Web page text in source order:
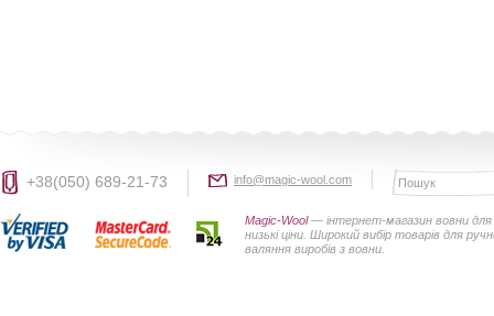
+38(050) 689-21-73 info@magic-wool.com
Magic-Wool— інтернет-магазин вовни
низькі ціни. Широкий вибір товарів для
валяння виробів з вовни.